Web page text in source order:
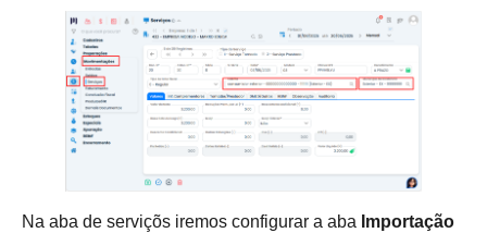
Na aba de serviçõs iremos configurar a aba Importação